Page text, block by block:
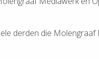
derden die